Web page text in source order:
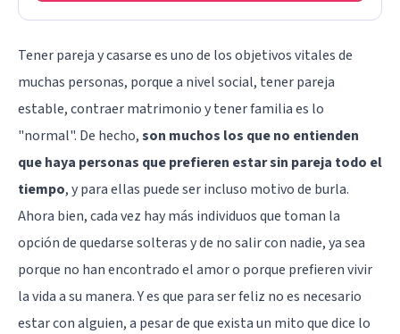
Tener pareja y casarse es uno de los objetivos vitales de
muchas personas, porque a nivel social, tener pareja
estable, contraer matrimonio y tener familia es lo
"normal". De hecho,son muchos los que no entienden
que haya personas que prefieren estar sin pareja todo el
tiempo, y para ellas puede ser incluso motivo de burla.
Ahora bien, cada vez hay más individuos que toman la
opción de quedarse solteras y de no salir con nadie, ya sea
porque no han encontrado el amor o porque prefieren vivir
la vida a su manera. Y es que para ser feliz no es necesario
estar con alguien, a pesar de que exista un mito que dice lo